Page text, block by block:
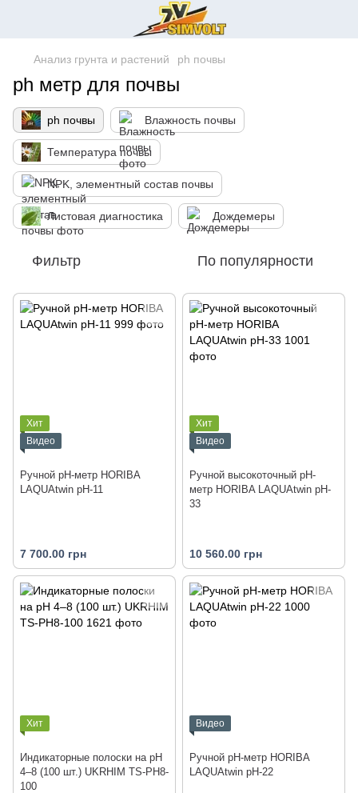
Анализ грунта и растений ph почвы
ph метр для почвы
ph почвы Влажность почвы
Температура почвы
NPK, элементный состав почвы
Листовая диагностика Дождемеры
Фильтр По популярности
Хит
Видео
Ручной рН-метр HORIBA
LAQUAtwin pH-11
7 700.00 грн
Хит
Видео
Ручной высокоточный рН-
метр HORIBA LAQUAtwin pH-
33
10 560.00 грн
Хит
Индикаторные полоски на pH
4–8 (100 шт.) UKRHIM TS-PH8-
100
Видео
Ручной рН-метр HORIBA
LAQUAtwin pH-22